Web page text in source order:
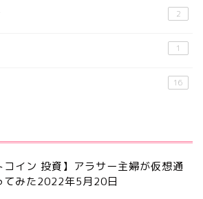
2
1
16
コイン 投資】アラサー主婦が仮想通
てみた2022年5月20日